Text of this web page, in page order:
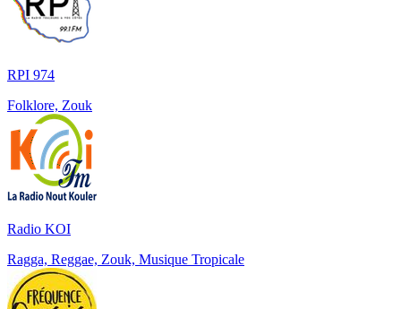
RPI 974
Folklore, Zouk
Radio KOI
Ragga, Reggae, Zouk, Musique Tropicale